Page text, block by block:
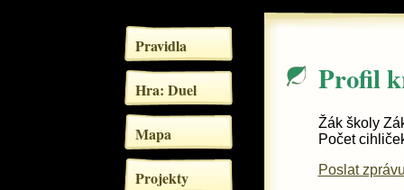
Pravidla
Hra: Duel
Mapa
Projekty
Profil
Žák školy
Počet
Poslat